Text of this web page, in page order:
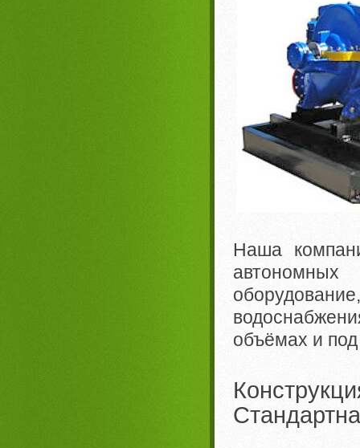
Наша
объёмах и